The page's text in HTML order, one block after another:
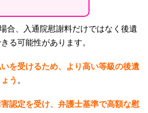
合、入通院慰謝料だけではなく後遺
る可能性があります。
を受けるため、より高い等級の後遺
う 。
認定を受け、弁護士基準で高額な慰